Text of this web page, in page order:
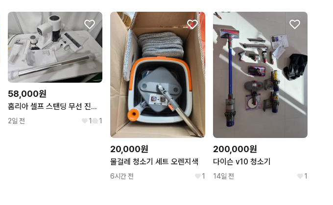
58,000원
홈리아 셀프 스탠딩 무선 진공청소기 HA-93BW
2일 전 1 1
20,000원
물걸레 청소기 세트 오렌지색
6시간 전 1
200,000원
다이슨 v10 청소기
14일 전 1